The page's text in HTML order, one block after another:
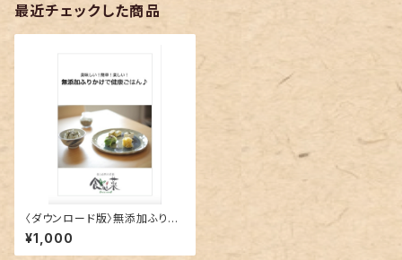
最近チェックした商品
〈ダウンロード版〉無添加ふりか
けレシピ集
¥1,000